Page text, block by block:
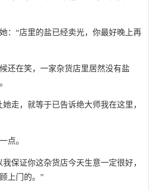
：“店里的盐已经卖光，你最好晚上再
还在笑，一家杂货店里居然没有盐
走，就等于已告诉绝大师我在这里，
点。
保证你这杂货店今天生意一定很好，
上门的。”